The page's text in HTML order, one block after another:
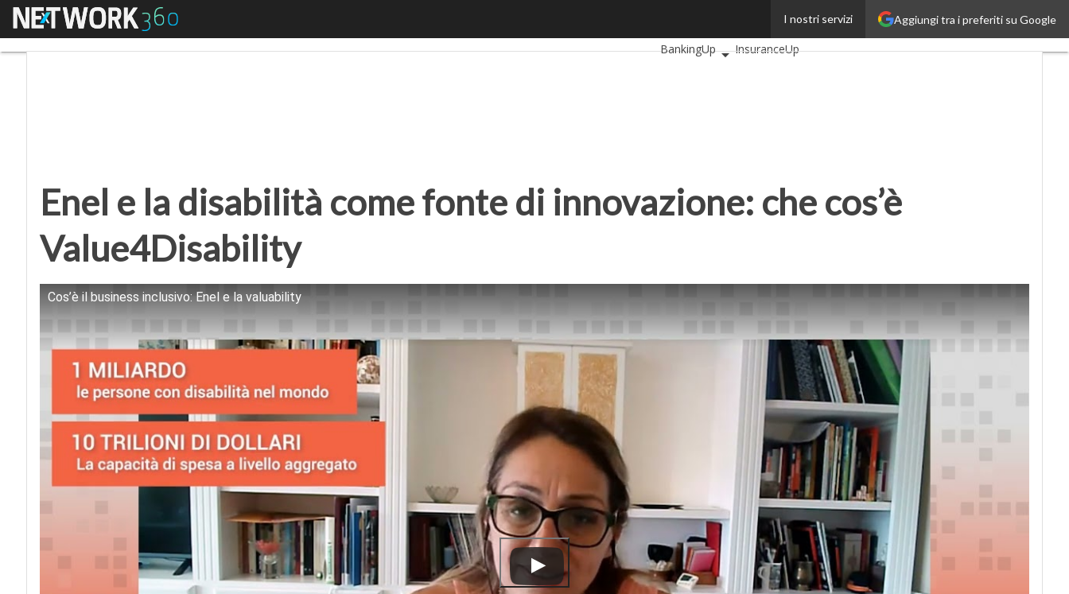
Aggiungi tra i preferiti su Google
I nostri servizi
Menu
AutomotiveUp
BankingUp
InsuranceUp
Enel e la disabilità come fonte di innovazione: che cos’è
Value4Disability
Cos’è il business inclusivo: Enel e la valuability